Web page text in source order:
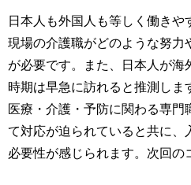
日本人も外国人も等しく働きや
現場の介護職がどのような努力
が必要です。また、日本人が海
時期は早急に訪れると推測しま
医療・介護・予防に関わる専門
て対応が迫られていると共に、
必要性が感じられます。次回の